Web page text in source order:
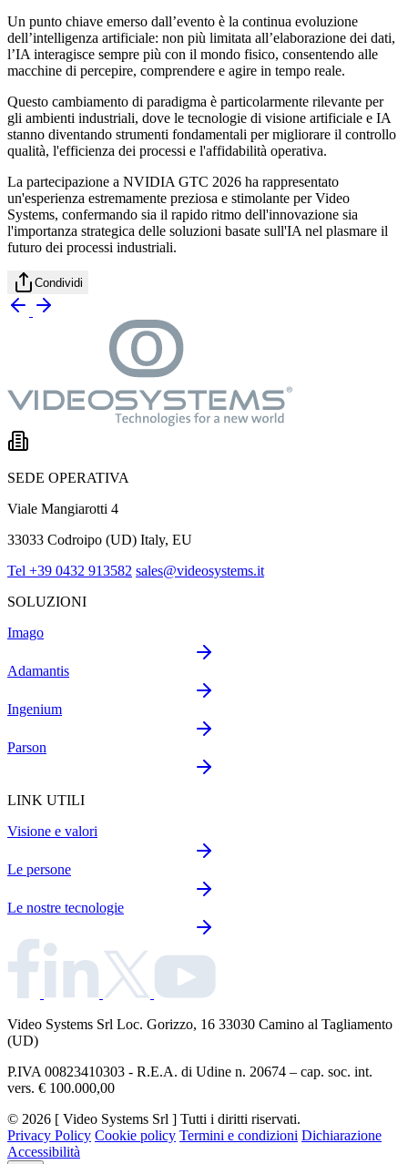
Un punto chiave emerso dall’evento è la continua evoluzione
dell’intelligenza artificiale: non più limitata all’elaborazione dei dati,
l’IA interagisce sempre più con il mondo fisico, consentendo alle
macchine di percepire, comprendere e agire in tempo reale.
Questo cambiamento di paradigma è particolarmente rilevante per
gli ambienti industriali, dove le tecnologie di visione artificiale e IA
stanno diventando strumenti fondamentali per migliorare il controllo
qualità, l'efficienza dei processi e l'affidabilità operativa.
La partecipazione a NVIDIA GTC 2026 ha rappresentato
un'esperienza estremamente preziosa e stimolante per Video
Systems, confermando sia il rapido ritmo dell'innovazione sia
l'importanza strategica delle soluzioni basate sull'IA nel plasmare il
futuro dei processi industriali.
Condividi
SEDE OPERATIVA
Viale Mangiarotti 4
33033 Codroipo (UD) Italy, EU
Tel +39 0432 913582 sales@videosystems.it
SOLUZIONI
Imago
Adamantis
Ingenium
Parson
LINK UTILI
Visione e valori
Le persone
Le nostre tecnologie
Video Systems Srl Loc. Gorizzo, 16 33030 Camino al Tagliamento
(UD)
P.IVA 00823410303 - R.E.A. di Udine n. 20674 – cap. soc. int.
vers. € 100.000,00
© 2026 [ Video Systems Srl ] Tutti i diritti riservati.
Privacy Policy Cookie policy Termini e condizioni Dichiarazione
Accessibilità